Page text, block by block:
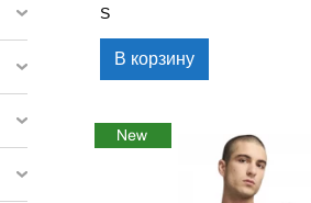
S
В корзину